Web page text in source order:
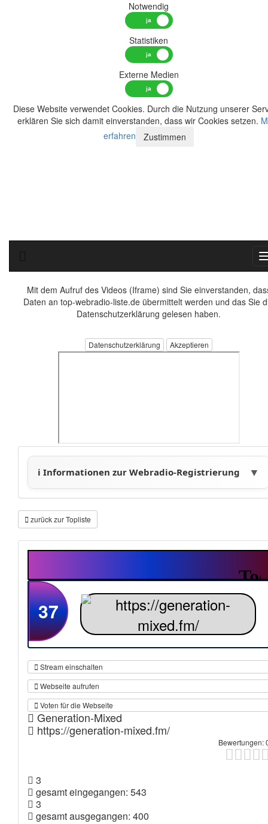
Notwendig
Statistiken
Externe Medien
Diese Website verwendet Cookies. Durch die Nutzung unserer
erklären Sie sich damit einverstanden, dass wir Cookies setzen.
erfahren
Zustimmen
Mit dem Aufruf des Videos (Iframe) sind Sie einverstanden,
Daten an top-webradio-liste.de übermittelt werden und das Sie
Datenschutzerklärung gelesen haben.
Datenschutzerklärung
zurück zur Topliste
37
Stream einschalten
Webseite aufrufen
Voten für die Webseite
Generation-Mixed
https://generation-mixed.fm/
Bewertungen:
3
gesamt eingegangen: 543
3
gesamt ausgegangen: 400